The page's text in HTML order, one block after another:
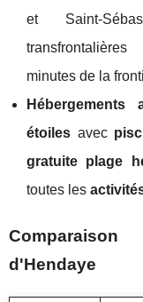
et Saint-
minutes de la
Hébergements
étoiles avec
gratuite plage
toutes les
d'Hendaye